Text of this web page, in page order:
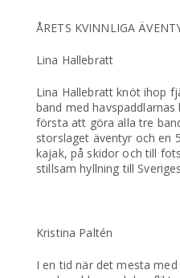
ÅRETS KVINNLIGA
Lina Hallebratt
Lina Hallebratt knöt ihop
band med
första att göra alla tre
storslaget äventyr och en
kajak, på skidor och till
stillsam hyllning till
Kristina Paltén
I en tid när det mesta